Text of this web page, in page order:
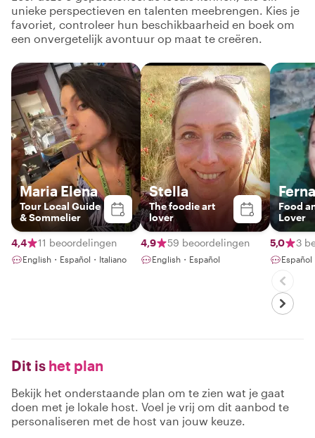
unieke perspectieven en talenten meebrengen. Kies je
favoriet, controleer hun beschikbaarheid en boek om
een onvergetelijk avontuur op maat te creëren.
Maria Elena
Tour Local Guide
& Sommelier
4,4 11 beoordelingen
English・Español・Italiano
Stella
The foodie art
lover
4,9 59 beoordelingen
English・Español
Food
Lover
5,0 3
Español
Dit is het plan
Bekijk het onderstaande plan om te zien wat je gaat
doen met je lokale host. Voel je vrij om dit aanbod te
personaliseren met de host van jouw keuze.